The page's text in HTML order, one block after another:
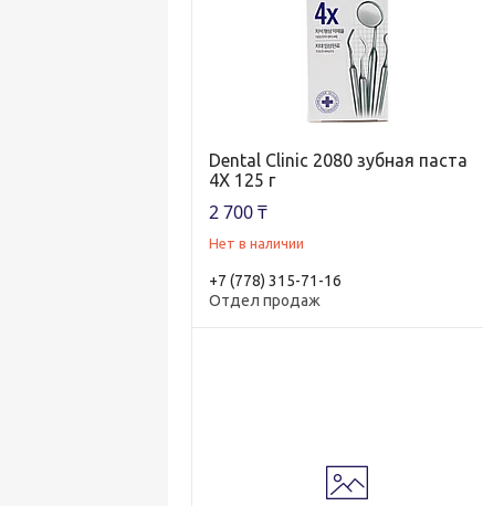
Dental Clinic 2080 зубная паста
4X 125 г
2 700 ₸
Нет в наличии
+7 (778) 315-71-16
Отдел продаж